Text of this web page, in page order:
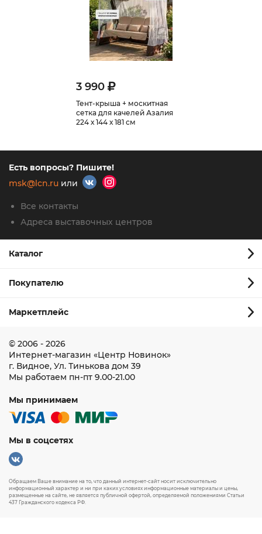
3 990
Тент-крыша + москитная
сетка для качелей Азалия
224 х 144 х 181 см
Есть вопросы? Пишите!
msk@lcn.ru или
Все контакты
Адреса выставочных центров
Каталог
Покупателю
Маркетплейс
© 2006 - 2026
Интернет-магазин «Центр Новинок»
г. Видное, Ул. Тинькова дом 39
Мы работаем пн-пт 9.00-21.00
Мы принимаем
Мы в соцсетях
Обращаем Ваше внимание на то, что данный интернет-сайт носит исключительно
информационный характер и ни при каких условиях информационные материалы и цены,
размещенные на сайте, не является публичной офертой, определяемой положениями Статьи
437 Гражданского кодекса РФ.